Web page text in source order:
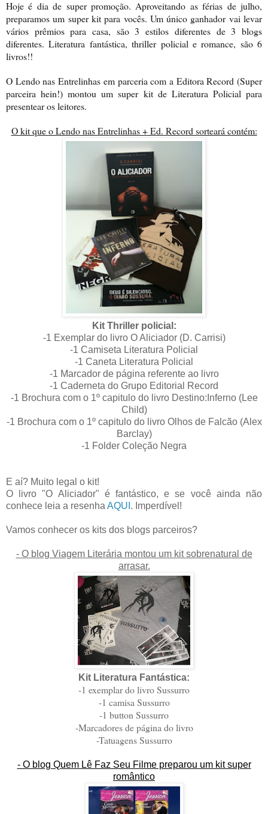
Hoje é dia de super promoção. Aproveitando as férias de julho,
preparamos um super kit para vocês. Um único ganhador vai levar
vários prêmios para casa, são 3 estilos diferentes de 3 blogs
diferentes. Literatura fantástica, thriller policial e romance, são 6
livros!!
O Lendo nas Entrelinhas em parceria com a Editora Record (Super
parceira hein!) montou um super kit de Literatura Policial para
presentear os leitores.
O kit que o Lendo nas Entrelinhas + Ed. Record sorteará contém:
Kit Thriller policial:
-1 Exemplar do livro O Aliciador (D. Carrisi)
-1 Camiseta Literatura Policial
-1 Caneta Literatura Policial
-1 Marcador de página referente ao livro
-1 Caderneta do Grupo Editorial Record
-1 Brochura com o 1º capitulo do livro Destino:Inferno (Lee
Child)
-1 Brochura com o 1º capitulo do livro Olhos de Falcão (Alex
Barclay)
-1 Folder Coleção Negra
E aí? Muito legal o kit!
O livro "O Aliciador" é fantástico, e se você ainda não
conhece leia a resenha AQUI . Imperdível!
Vamos conhecer os kits dos blogs parceiros?
- O blog Viagem Literária montou um kit sobrenatural de
arrasar.
Kit Literatura Fantástica:
-1 exemplar do livro Sussurro
-1 camisa Sussurro
-1 button Sussurro
-Marcadores de página do livro
-Tatuagens Sussurro
- O blog Quem Lê Faz Seu Filme preparou um kit super
romântico